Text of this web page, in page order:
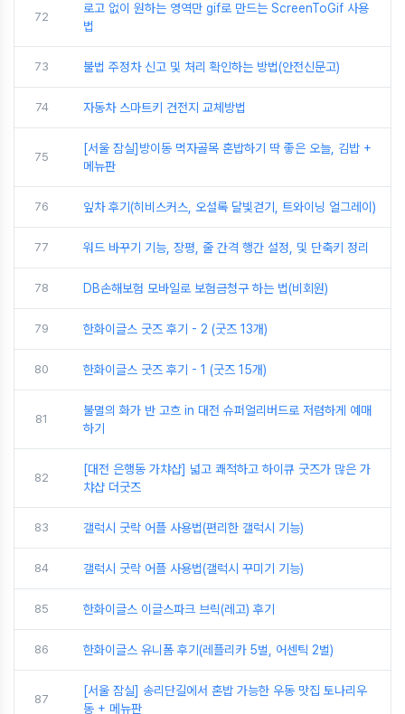
72
로고 없이 원하는 영역만 gif로 만드는 ScreenToGif 사용
법
73 불법 주정차 신고 및 처리 확인하는 방법(안전신문고)
74 자동차 스마트키 건전지 교체방법
75
[서울 잠실]방이동 먹자골목 혼밥하기 딱 좋은 오늘, 김밥 +
메뉴판
76 잎차 후기(히비스커스, 오설록 달빛걷기, 트와이닝 얼그레이)
77 워드 바꾸기 기능, 장평, 줄 간격 행간 설정, 및 단축키 정리
78 DB손해보험 모바일로 보험금청구 하는 법(비회원)
79 한화이글스 굿즈 후기 - 2 (굿즈 13개)
80 한화이글스 굿즈 후기 - 1 (굿즈 15개)
81
불멸의 화가 반 고흐 in 대전 슈퍼얼리버드로 저렴하게 예매
하기
82
[대전 은행동 가챠샵] 넓고 쾌적하고 하이큐 굿즈가 많은 가
챠샵 더굿즈
83 갤럭시 굿락 어플 사용법(편리한 갤럭시 기능)
84 갤럭시 굿락 어플 사용법(갤럭시 꾸미기 기능)
85 한화이글스 이글스파크 브릭(레고) 후기
86 한화이글스 유니폼 후기(레플리카 5벌, 어센틱 2벌)
87
[서울 잠실] 송리단길에서 혼밥 가능한 우동 맛집 토나리우
동 + 메뉴판